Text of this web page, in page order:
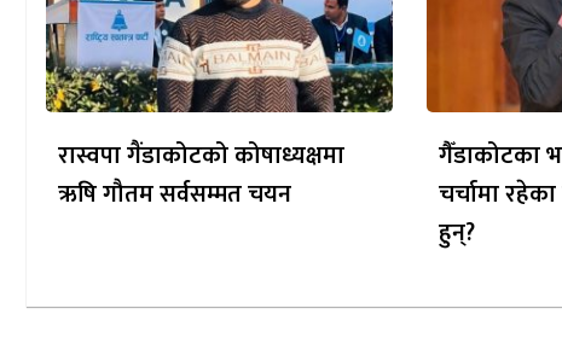
रास्वपा गैंडाकोटको कोषाध्यक्षमा
ऋषि गौतम सर्वसम्मत चयन
गैँडाकोटका
चर्चामा
हुन्?